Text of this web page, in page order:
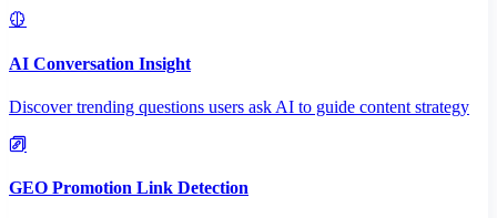
AI Conversation Insight
Discover trending questions users ask AI to guide content strategy
GEO Promotion Link Detection